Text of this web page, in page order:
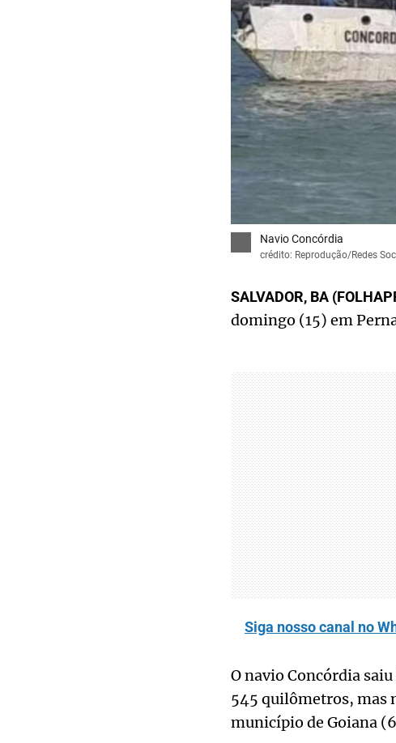
Navio Concórdia
crédito: Reprodução/Redes
SALVADOR, BA
domingo (15) em
Siga nosso canal no
O navio Concórdia
545 quilômetros, mas
município de Goiana